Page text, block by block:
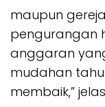
maupun
pengurangan
anggaran
mudahan
membaik,”